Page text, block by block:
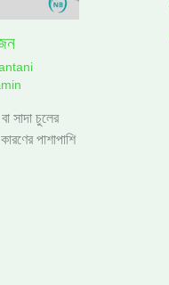
সাদা চুলের
পাশাপাশি